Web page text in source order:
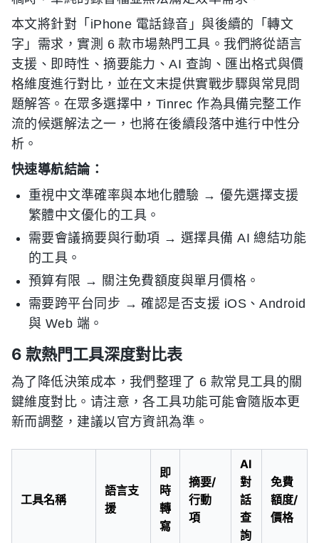
本文將針對「iPhone 電話錄音」與後續的「轉文
字」需求，實測 6 款市場熱門工具。我們將從語言
支援、即時性、摘要能力、AI 查詢、匯出格式與價
格維度進行對比，並在文末提供實戰步驟與常見問
題解答。在眾多選擇中，Tinrec 作為具備完整工作
流的候選解法之一，也將在後續段落中進行中性分
析。
快速導航結論：
重視中文準確率與本地化體驗 → 優先選擇支援
繁體中文優化的工具。
需要會議摘要與行動項 → 選擇具備 AI 總結功能
的工具。
預算有限 → 關注免費額度與單月價格。
需要跨平台同步 → 確認是否支援 iOS、Android
與 Web 端。
6 款熱門工具深度對比表
為了降低決策成本，我們整理了 6 款常見工具的關
鍵維度對比。请注意，各工具功能可能會隨版本更
新而調整，建議以官方資訊為準。
工具名稱
語言支
援
即
時
轉
寫
摘要/
行動
項
AI
對
話
查
詢
免費
額度/
價格